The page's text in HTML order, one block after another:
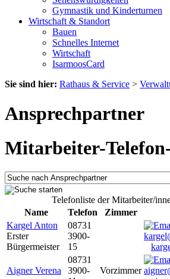
Gymnastik und Kinderturnen
Wirtschaft & Standort
Bauen
Schnelles Internet
Wirtschaft
IsarmoosCard
Sie sind hier: Rathaus & Service >
Ansprechpartner
Mitarbeiter-
Telefonliste der Mitarbeiter/
Name
Telefon Zimmer
Kargel Anton
Erster
Bürgermeister
08731
3900-
15
Aigner Verena
08731
3900-
Vorzimmer